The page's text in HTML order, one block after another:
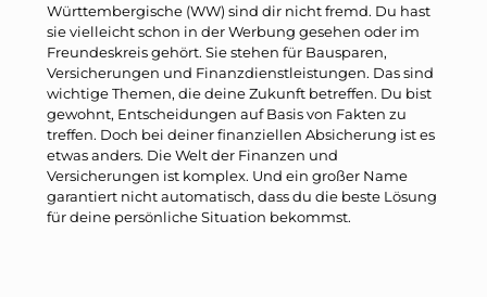
Württembergische (WW) sind dir nicht fremd. Du hast
sie vielleicht schon in der Werbung gesehen oder im
Freundeskreis gehört. Sie stehen für Bausparen,
Versicherungen und Finanzdienstleistungen. Das sind
wichtige Themen, die deine Zukunft betreffen. Du bist
gewohnt, Entscheidungen auf Basis von Fakten zu
treffen. Doch bei deiner finanziellen Absicherung ist es
etwas anders. Die Welt der Finanzen und
Versicherungen ist komplex. Und ein großer Name
garantiert nicht automatisch, dass du die beste Lösung
für deine persönliche Situation bekommst.